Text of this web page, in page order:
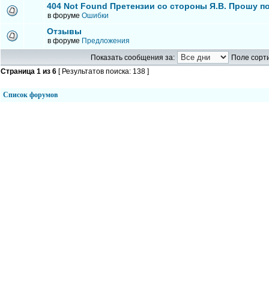
404 Not Found Претензии со стороны Я.В. Прошу
в форуме Ошибки
Отзывы
в форуме Предложения
Показать сообщения за:
Поле
Страница 1 из 6 [ Результатов поиска: 138 ]
Список форумов